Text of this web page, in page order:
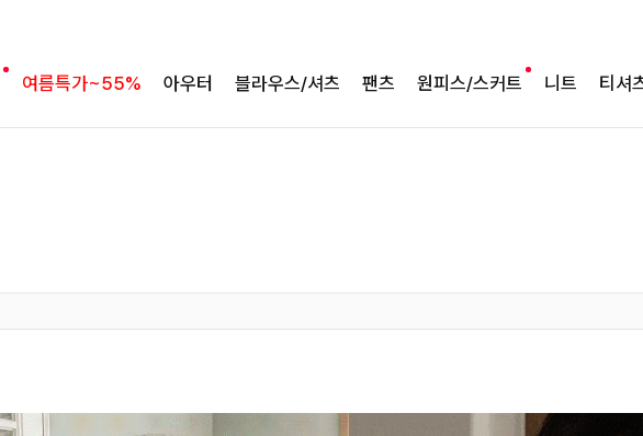
여름특가~55% 아우터 블라우스/셔츠 팬츠 원피스/스커트 니트 티셔